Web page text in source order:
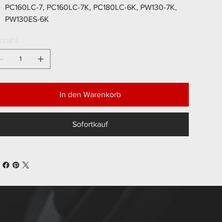
PC160LC-7, PC160LC-7K, PC180LC-6K, PW130-7K,
PW130ES-6K
In den Warenkorb
Sofortkauf